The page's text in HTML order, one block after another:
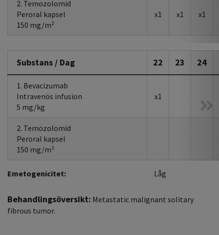
2. Temozolomid
Peroral kapsel
150 mg/m²
x1 x1 x1
Substans / Dag 22 23 24
1. Bevacizumab
Intravenös infusion
5 mg/kg
x1
2. Temozolomid
Peroral kapsel
150 mg/m²
Emetogenicitet: Låg
Behandlingsöversikt: Metastatic malignant solitary
fibrous tumor.